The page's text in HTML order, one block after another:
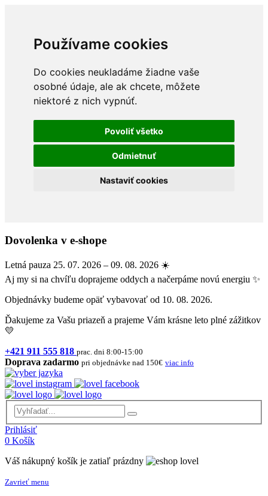
Používame cookies
Do cookies neukladáme žiadne vaše
osobné údaje, ale ak chcete, môžete
niektoré z nich vypnúť.
Povoliť všetko
Odmietnuť
Nastaviť cookies
Dovolenka v e-shope
Letná pauza 25. 07. 2026 – 09. 08. 2026 ☀️
Aj my si na chvíľu doprajeme oddych a načerpáme novú energiu ✨
Objednávky budeme opäť vybavovať od 10. 08. 2026.
Ďakujeme za Vašu priazeň a prajeme Vám krásne leto plné zážitkov
💛
+421 911 555 818 prac. dni 8:00-15:00
Doprava zadarmo pri objednávke nad 150€ viac info
Prihlásiť
0 Košík
Váš nákupný košík je zatiaľ prázdny
Zavrieť menu